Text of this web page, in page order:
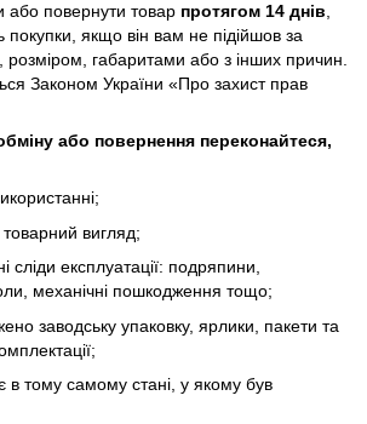
або повернути товар протягом 14 днів,
якщо він вам не підійшов за
габаритами або з інших причин.
Законом України «Про захист прав
або повернення переконайтеся,
вигляд;
сліди експлуатації: подряпини,
механічні пошкодження тощо;
заводську упаковку, ярлики, пакети та
в тому самому стані, у якому був